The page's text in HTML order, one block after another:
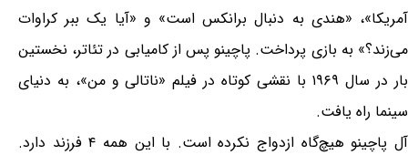
آمریکا»، «هندی به دنبال برانکس است» و «آیا یک ببر کراوات
می‌زند؟» به بازی پرداخت. پاچینو پس از کامیابی در تئاتر، نخستین
بار در سال ۱۹۶۹ با نقشی کوتاه در فیلم «ناتالی و من»، به دنیای
سینما راه یافت.
آل پاچینو هیچ‌گاه ازدواج نکرده است. با این همه ۴ فرزند دارد.